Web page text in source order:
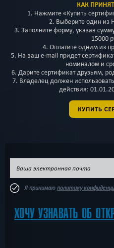
КАК
1. Нажмите «Купить
2. Выберите один из
3. Заполните форму, указав
15000
4. Оплатите одним из
5. На ваш e-mail придет
номиналом и
6. Дарите сертификат друзьям,
7. Владелец должен
действия:
КУПИТЬ
Я принимаю политику
ХОЧУ УЗНАВАТЬ ОБ